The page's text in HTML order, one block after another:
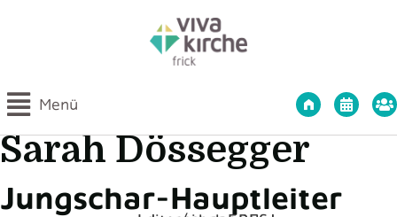
Menü Startseite
Sarah Dössegger
Jungschar-Hauptleiter